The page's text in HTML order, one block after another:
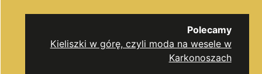
Polecamy
Kieliszki w górę, czyli moda na wesele w
Karkonoszach